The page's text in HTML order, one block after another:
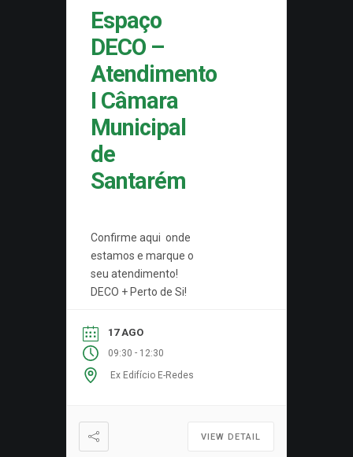
Espaço
DECO –
Atendimento
I Câmara
Municipal
de
Santarém
Confirme aqui onde
estamos e marque o
seu atendimento!
DECO + Perto de Si!
17 AGO
09:30 - 12:30
Ex Edifício E-Redes
VIEW DETAIL